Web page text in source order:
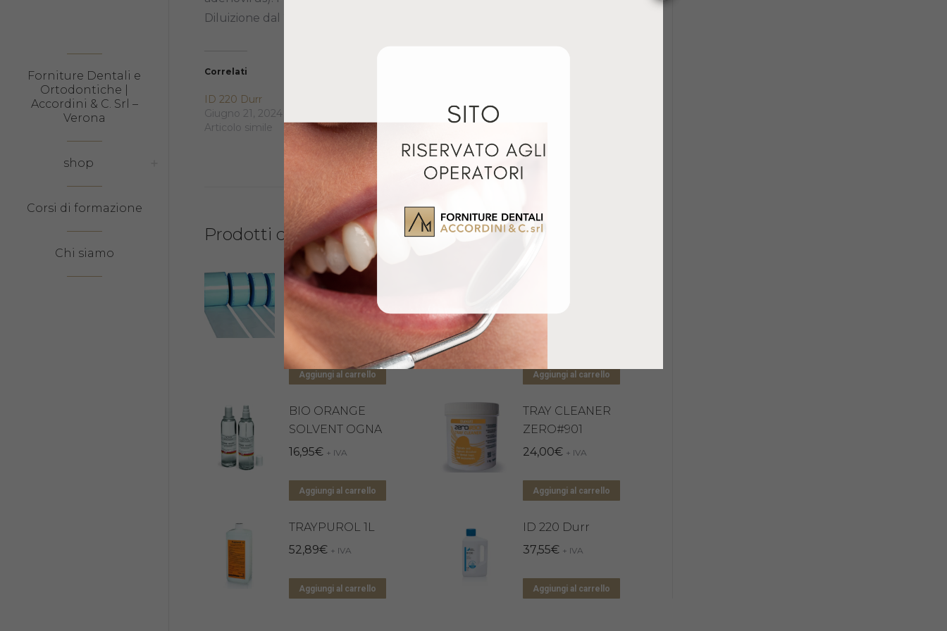
Forniture Dentali e
Ortodontiche |
Accordini & C. Srl –
Verona
shop
Corsi di formazione
Chi siamo
Diluizione dal 2%al 4%. Utilizzabile anche in vasca ad ultrasuoni.
Correlati
ID 220 Durr
Giugno 21, 2024
Articolo simile
Articolo simile
Giugno 21, 2024
Articolo simile
Prodotti correlati
ROTOLO
STERILIZZAZIONE
200X200MT
39,53
Aggiungi al carrello
100X200MT
Aggiungi al carrello
BIO ORANGE
SOLVENT OGNA
16,95€ + IVA
Aggiungi al carrello
TRAY CLEANER
ZERO#901
24,00€ + IVA
Aggiungi al carrello
TRAYPUROL 1L
52,89€ + IVA
Aggiungi al carrello
ID 220 Durr
37,55€ + IVA
Aggiungi al carrello